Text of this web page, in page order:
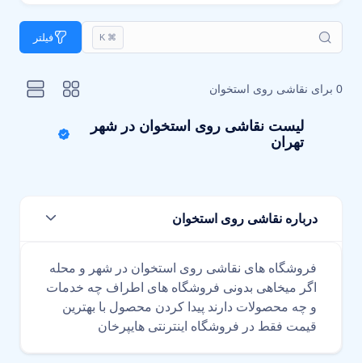
⌘ K فیلتر
0 برای نقاشی روی استخوان
لیست نقاشی روی استخوان در شهر
تهران
درباره نقاشی روی استخوان
فروشگاه های نقاشی روی استخوان در شهر و محله
اگر میخاهی بدونی فروشگاه های اطراف چه خدمات
و چه محصولات دارند پیدا کردن محصول با بهترین
قیمت فقط در فروشگاه اینترنتی هایپرخان